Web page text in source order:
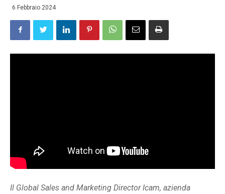
6 Febbraio 2024
Il Global Sales and Marketing Director Icam, azienda